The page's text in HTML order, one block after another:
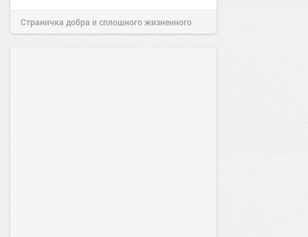
Страничка добра и сплошного жизненного